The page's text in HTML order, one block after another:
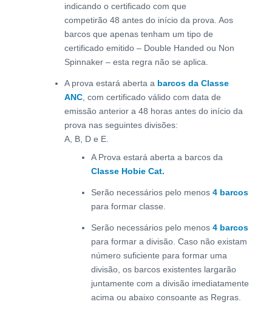
indicando o certificado com que
competirão 48 antes do início da prova. Aos
barcos que apenas tenham um tipo de
certificado emitido – Double Handed ou Non
Spinnaker – esta regra não se aplica.
A prova estará aberta a barcos da Classe
ANC, com certificado válido com data de
emissão anterior a 48 horas antes do início da
prova nas seguintes divisões:
A, B, D e E.
A Prova estará aberta a barcos da
Classe Hobie Cat.
Serão necessários pelo menos 4 barcos
para formar classe.
Serão necessários pelo menos 4 barcos
para formar a divisão. Caso não existam
número suficiente para formar uma
divisão, os barcos existentes largarão
juntamente com a divisão imediatamente
acima ou abaixo consoante as Regras.